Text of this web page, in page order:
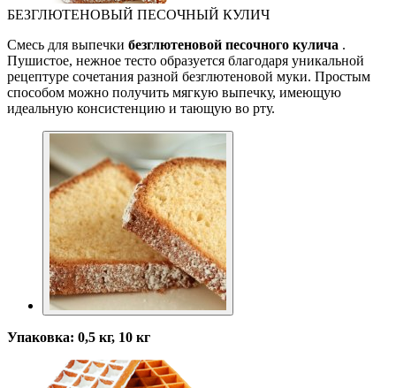
БЕЗГЛЮТЕНОВЫЙ ПЕСОЧНЫЙ КУЛИЧ
Смесь для выпечки безглютеновой песочного кулича .
Пушистое, нежное тесто образуется благодаря уникальной
рецептуре сочетания разной безглютеновой муки. Простым
способом можно получить мягкую выпечку, имеющую
идеальную консистенцию и тающую во рту.
Упаковка: 0,5 кг, 10 кг